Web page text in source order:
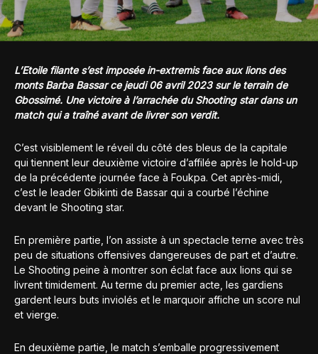
L’Etoile filante s’est imposée in-extremis face aux lions des
monts Barba Bassar ce jeudi 06 avril 2023 sur le terrain de
Gbossimé. Une victoire à l’arrachée du Shooting star dans un
match qui a traîné avant de livrer son verdit.
C’est visiblement le réveil du côté des bleus de la capitale
qui tiennent leur deuxième victoire d’affilée après le hold-up
de la précédente journée face à Foukpa. Cet après-midi,
c’est le leader Gbikinti de Bassar qui a courbé l’échine
devant le Shooting star.
En première partie, l’on assiste à un spectacle terne avec très
peu de situations offensives dangereuses de part et d’autre.
Le Shooting peine à montrer son éclat face aux lions qui se
livrent timidement. Au terme du premier acte, les gardiens
gardent leurs buts inviolés et le marquoir affiche un score nul
et vierge.
En deuxième partie, le match s’emballe progressivement